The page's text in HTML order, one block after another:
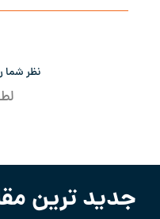
نظر شما
جدید ترین